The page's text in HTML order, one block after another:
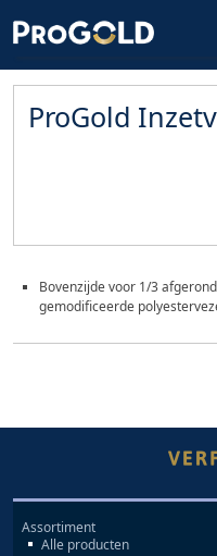
ProGold
Bovenzijde voor 1/3
gemodificeerde
Assortiment
Alle producten